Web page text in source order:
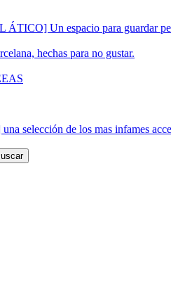
Un espacio para guardar
hechas para no gustar.
selección de los mas infames